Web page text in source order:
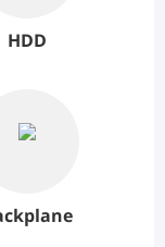
HDD